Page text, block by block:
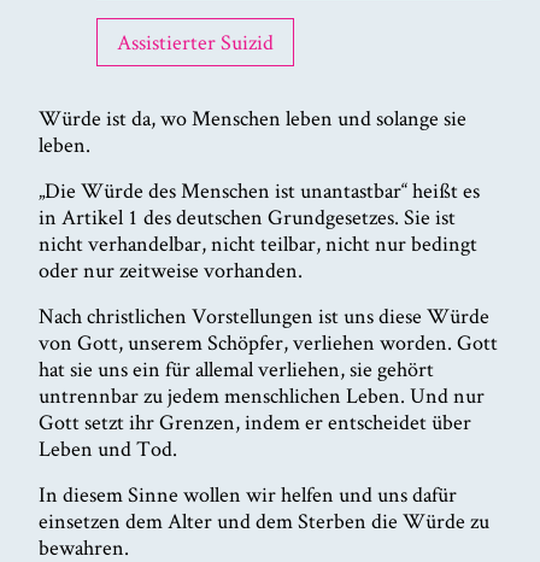
Assistierter Suizid
Würde ist da, wo Menschen leben und solange sie
leben.
„Die Würde des Menschen ist unantastbar“ heißt es
in Artikel 1 des deutschen Grundgesetzes. Sie ist
nicht verhandelbar, nicht teilbar, nicht nur bedingt
oder nur zeitweise vorhanden.
Nach christlichen Vorstellungen ist uns diese Würde
von Gott, unserem Schöpfer, verliehen worden. Gott
hat sie uns ein für allemal verliehen, sie gehört
untrennbar zu jedem menschlichen Leben. Und nur
Gott setzt ihr Grenzen, indem er entscheidet über
Leben und Tod.
In diesem Sinne wollen wir helfen und uns dafür
einsetzen dem Alter und dem Sterben die Würde zu
bewahren.